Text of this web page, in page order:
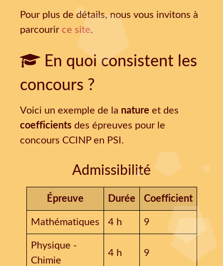
Pour plus de détails, nous vous invitons à
parcourir ce site.
En quoi consistent les
concours ?
Voici un exemple de la nature et des
coefficients des épreuves pour le
concours CCINP en PSI.
Admissibilité
Épreuve Durée Coefficient
Mathématiques 4 h 9
Physique -
Chimie
4 h 9